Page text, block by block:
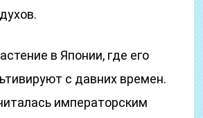
в Японии, где его
с давних времен.
императорским